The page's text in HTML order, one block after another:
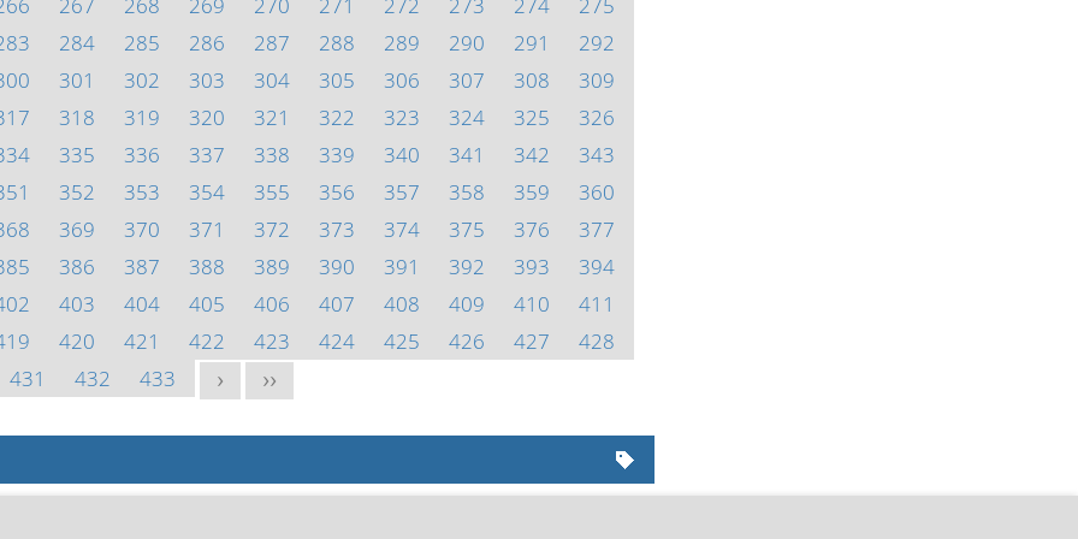
284 285 286 287 288 289 290 291
292
301 302 303 304 305 306 307 308
309
318 319 320 321 322 323 324 325
326
335 336 337 338 339 340 341 342
343
352 353 354 355 356 357 358 359
360
369 370 371 372 373 374 375 376
377
386 387 388 389 390 391 392 393
394
403 404 405 406 407 408 409 410
411
420 421 422 423 424 425 426 427
428
431
432 433 > >>